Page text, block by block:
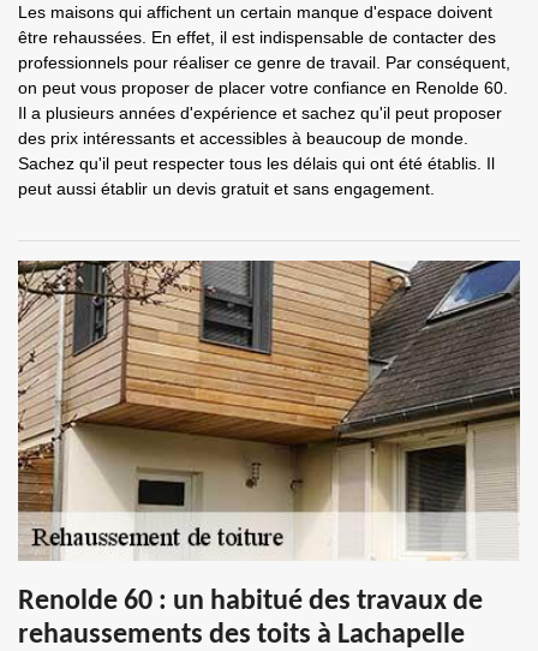
Les maisons qui affichent un certain manque d'espace doivent
être rehaussées. En effet, il est indispensable de contacter des
professionnels pour réaliser ce genre de travail. Par conséquent,
on peut vous proposer de placer votre confiance en Renolde 60.
Il a plusieurs années d'expérience et sachez qu'il peut proposer
des prix intéressants et accessibles à beaucoup de monde.
Sachez qu'il peut respecter tous les délais qui ont été établis. Il
peut aussi établir un devis gratuit et sans engagement.
Renolde 60 : un habitué des travaux de
rehaussements des toits à Lachapelle